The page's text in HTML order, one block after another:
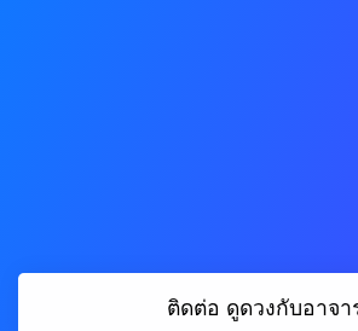
ติดต่อ ดูดวงกับอาจา